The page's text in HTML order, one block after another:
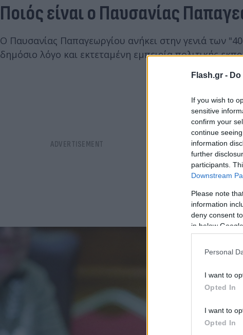
Flash.gr -
If you wish to
sensitive
confirm your
continue
information
further
participants.
Downstream
Please note
information
deny consent
in below
Personal
I want to
Opted In
I want to
Opted In
Ποιός είναι ο Παυσανίας
Ο Παυσανίας Παπαγεωργίου ανήκει στην γενιά των
δημόσιο λόγο και εκτεταμένη εμπειρία πολιτικής